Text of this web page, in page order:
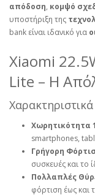
απόδοση, κομψό
υποστήριξη της
bank είναι ιδανικό για
Xiaomi
Lite – Η
Χωρητικότητα
smartphones,
Γρήγορη
συσκευές και το
Πολλαπλές
φόρτιση έως και